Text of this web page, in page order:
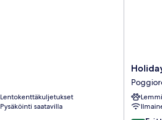
Lentokenttäkuljetukset
Pysäköinti saatavilla
Holiday
Inn
Naples
by
IHG